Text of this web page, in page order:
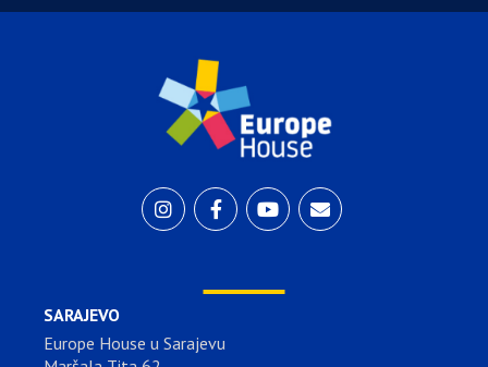
SARAJEVO
Europe House u Sarajevu